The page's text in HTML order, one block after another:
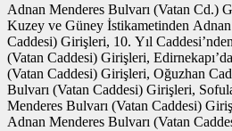
Adnan Menderes Bulvarı (Vatan Cd.)
Kuzey ve Güney İstikametinden
Caddesi) Girişleri, 10. Yıl
(Vatan Caddesi) Girişleri,
(Vatan Caddesi) Girişleri, Oğuzhan
Bulvarı (Vatan Caddesi) Girişleri,
Menderes Bulvarı (Vatan Caddesi)
Adnan Menderes Bulvarı (Vatan